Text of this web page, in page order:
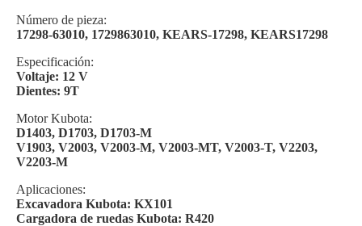
Número de pieza:
17298-63010, 1729863010, KEARS-17298, KEARS17298
Especificación:
Voltaje: 12 V
Dientes: 9T
Motor Kubota:
D1403, D1703, D1703-M
V1903, V2003, V2003-M, V2003-MT, V2003-T, V2203,
V2203-M
Aplicaciones:
Excavadora Kubota: KX101
Cargadora de ruedas Kubota: R420